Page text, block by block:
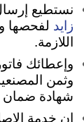
نستطيع
زايد لفحصها
اللازمة.
وإعطائك
وثمن
شهادة ضمان
إن خدمة